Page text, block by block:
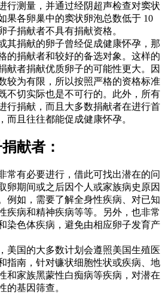
行测量，并通过经阴超声检查对窦状
果各卵巢中的窦状卵泡总数低于 10
子捐献者不具有捐献资格。
其捐献的卵子曾经促成健康怀孕，那
的捐献者和较好的备选对象。这样的
献者捐献优质卵子的可能性更大。因
较为有限，所以按照严格的资格标准
不切实际也是不可行的。此外，所有
行捐献，而且大多数捐献者在进行首
而且往往都能促成健康怀孕。
献者：
常有必要进行，借此可找出潜在的问
卵期间或之后因个人或家族病史原因
例如，需要了解全身性疾病、对已知
疾病和精神疾病等等。另外，也非常
染色体疾病，避免由相应卵子发育产
美国的大多数计划会遵照美国生殖医
指南，针对镰状细胞性状或疾病、地
和家族黑蒙性白痴病等疾病，对潜在
的基因筛查。